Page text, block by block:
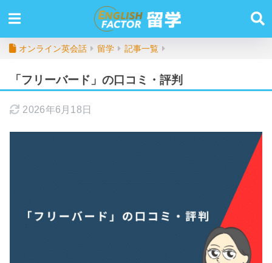
オンライン英会話 留学 記事一覧
「フリーバード」の口コミ・評判
2026年6月18日